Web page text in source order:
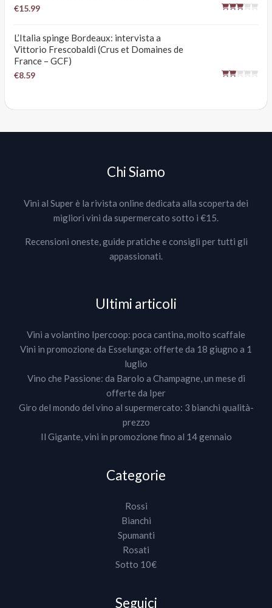
€15.99
L’Italia spinge Bordeaux: intervista a
Vittorio Frescobaldi (Crus et Domaines de
France – GCF)
€8.59
Chi Siamo
Vini al Super è la rivista online dedicata alla scoperta dei
migliori vini da supermercato sotto i €15.
Recensioni oneste, guide pratiche e consigli per tutti gli
appassionati.
Ultimi articoli
Vini a volantino Ipercoop: poca cantina, molto scaffale
Vini in promozione da Esselunga: offerte da 18 giugno a 1
luglio
Vino che Passione: da Barolo a Champagne, un mese di
offerte da Iper
Giro del mondo del vino al supermercato: 3 bianchi qualità-
prezzo
Il Gigante, vini in promozione fino al 14 gennaio
Categorie
Rossi
Bianchi
Spumanti
Rosati
Sotto 10€
Seguici